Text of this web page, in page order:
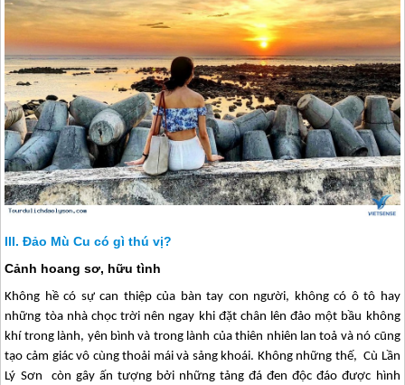
Đảo Mù Cu có gì thú vị?
Cảnh hoang sơ, hữu tình
Không hề có sự can thiệp của bàn tay con người, không có ô tô hay
những tòa nhà chọc trời nên ngay khi đặt chân lên đảo một bầu không
khí trong lành, yên bình và trong lành của thiên nhiên lan toả và nó cũng
tạo cảm giác vô cùng thoải mái và sảng khoái. Không những thế, Cù Lần
Lý Sơn còn gây ấn tượng bởi những tảng đá đen độc đáo được hình